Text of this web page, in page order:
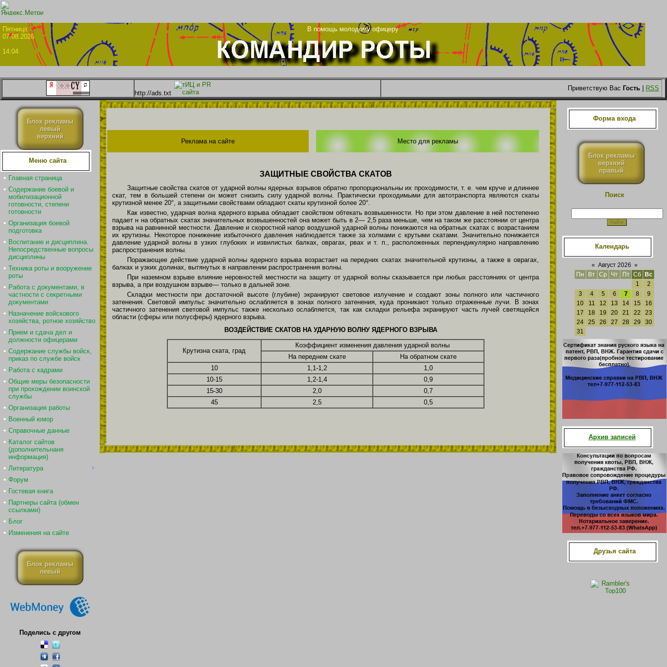
Пятница
В помощь молодому офицеру
07.08.2026
14:04
http://ads.txt
Приветствую Вас Гость RSS
Блок рекламы
левый
верхний
Меню сайта
Главная страница
Содержание боевой и
мобилизационной
готовности, степени
готовности
Организация боевой
подготовка
Воспитание и дисциплина.
Непосредственные вопросы
дисциплины
Техника роты и вооружение
роты
Работа с документами, в
частности с секретными
документами
Назначение войскового
хозяйства, ротное хозяйство
Прием и сдача дел и
должности офицерами
Содержание службы войск,
приказ по службе войск
Работа с кадрами
Общие меры безопасности
при прохождении воинской
службы
Организация работы
Военный юмор
Справочные данные
Каталог сайтов
(дополнительнаня
информация)
Литература
Форум
Гостевая книга
Партнеры сайта (обмен
ссылками)
Блог
Изменения на сайте
Блок рекламы
левый
Поделись с другом
>
Реклама на сайте Место для рекламы
ЗАЩИТНЫЕ СВОЙСТВА СКАТОВ
Защитные свойства скатов от ударной волны ядерных взрывов обратно пропорциональны их проходимости, т. е. чем круче и длиннее
скат, тем в большей степени он может снизить силу ударной волны. Практически проходимыми для автотранспорта являются скаты
крутизной менее 20°, а защитными свойствами обладают скаты крутизной более 20°.
Как известно, ударная волна ядерного взрыва обладает свойством обтекать возвышенности. Но при этом давление в ней постепенно
падает н на обратных скатах значительных возвышенностей она может быть в 2— 2,5 раза меньше, чем на таком же расстоянии от центра
взрыва на равнинной местности. Давление и скоростной напор воздушной ударной волны понижаются на обратных скатах с возрастанием
их крутизны. Некоторое понижение избыточного давления наблюдается также за холмами с крутыми скатами. Значительно понижается
давление ударной волны в узких глубоких и извилистых балках, оврагах, рвах и т. п., расположенных перпендикулярно направлению
распространения волны.
Поражающее действие ударной волны ядерного взрыва возрастает на передних скатах значительной крутизны, а также в оврагах,
балках и узких долинах, вытянутых в направлении распространения волны.
При наземном взрыве влияние неровностей местности на защиту от ударной волны сказывается при любых расстояниях от центра
взрыва, а при воздушном взрыве— только в дальней зоне.
Складки местности при достаточной высоте (глубине) экранируют световое излучение и создают зоны полного или частичного
затенения. Световой импульс значительно ослабляется в зонах полного затенения, куда проникают только отраженные лучи. В зонах
частичного затенения световой импульс также несколько ослабляется, так как складки рельефа экранируют часть лучей светящейся
области (сферы или полусферы) ядерного взрыва.
ВОЗДЕЙСТВИЕ СКАТОВ НА УДАРНУЮ ВОЛНУ ЯДЕРНОГО ВЗРЫВА
Крутизна ската, град
Коэффициент изменения давления ударной волны
На переднем скате
На обратном скате
10
1,1-1,2
1,0
10-15
1,2-1,4
0,9
15-30
2,0
0,7
45
2,5 0,5
Форма входа
Блок рекламы
верхний
правый
Поиск
Календарь
« Август 2026 »
Пн
Вт Ср Чт Пт Сб
Вс
1
2
3
4 5 6 7 8
9
10
11 12 13 14 15
16
17
18 19 20 21 22
23
24
25 26 27 28 29
30
31
Архив записей
Друзья сайта